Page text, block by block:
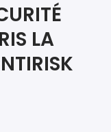
LA